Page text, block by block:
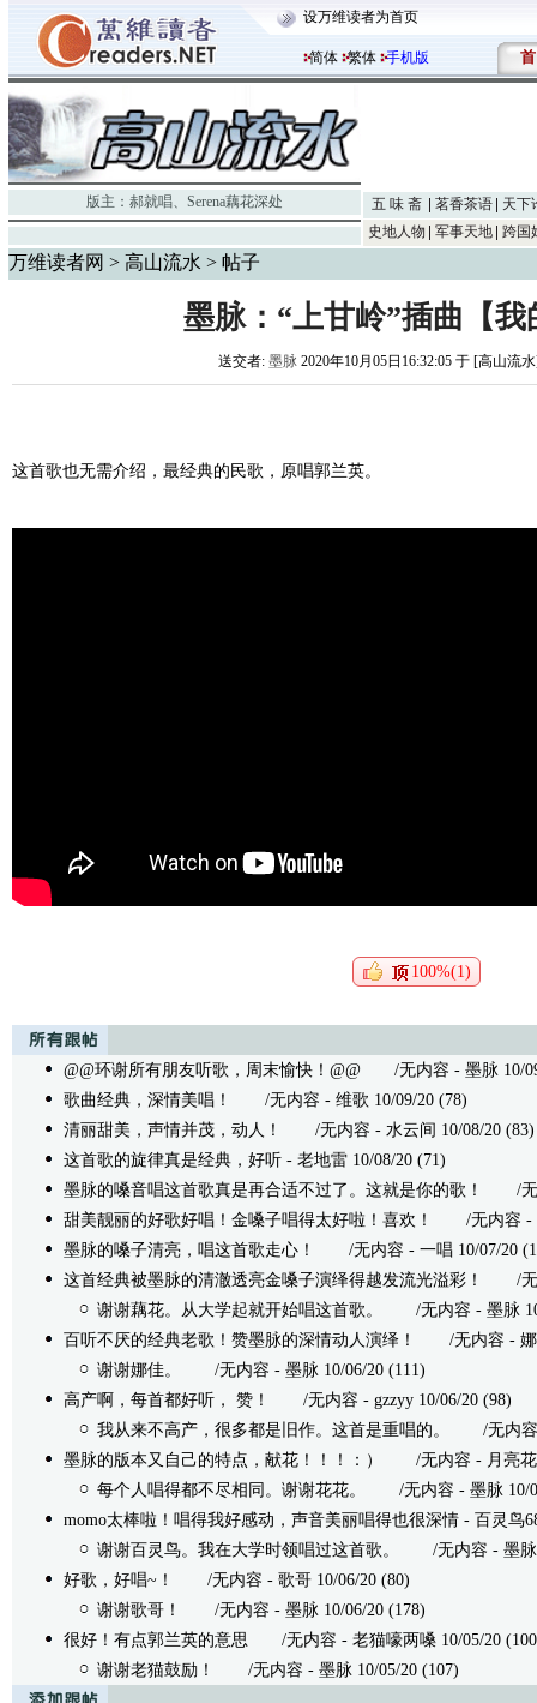
设万维读者为首页
简体 繁体 手机版 首
版主： 郝就唱、 Serena藕花深处 五 味 斋 茗香茶语
天下
史地人物
军事天地 跨国
万维读者网 > 高山流水 > 帖子
墨脉：“上甘岭”插曲【我
送交者: 墨脉2020年10月05日16:32:05 于 [高山流
这首歌也无需介绍，最经典的民歌，原唱郭兰英。
100%(1)
@@环谢所有朋友听歌，周末愉快！@@ /无内容 - 墨脉 10/
歌曲经典，深情美唱！
/无内容 - 维歌 10/09/20 (78)
清丽甜美，声情并茂，动人！
/无内容 - 水云间 10/08/20 (83)
这首歌的旋律真是经典，好听 - 老地雷 10/08/20 (71)
墨脉的嗓音唱这首歌真是再合适不过了。这就是你的歌！
/无内
甜美靓丽的好歌好唱！金嗓子唱得太好啦！喜欢！
/无内容 -
墨脉的嗓子清亮，唱这首歌走心！
/无内容 - 一唱 10/07/20
这首经典被墨脉的清澈透亮金嗓子演绎得越发流光溢彩！
/无内
谢谢藕花。从大学起就开始唱这首歌。
/无内容 - 墨脉
百听不厌的经典老歌！赞墨脉的深情动人演绎！
/无内容 - 娜
谢谢娜佳。
/无内容 - 墨脉 10/06/20 (111)
高产啊，每首都好听， 赞！
/无内容 - gzzyy 10/06/20 (98)
我从来不高产，很多都是旧作。这首是重唱的。
/无内容 -
墨脉的版本又自己的特点，献花！！！：）
/无内容 - 月亮花
每个人唱得都不尽相同。谢谢花花。
/无内容 - 墨脉 10/
momo太棒啦！唱得我好感动，声音美丽唱得也很深情 - 百灵鸟
谢谢百灵鸟。我在大学时领唱过这首歌。
/无内容 - 墨脉
好歌，好唱~！
/无内容 - 歌哥 10/06/20 (80)
谢谢歌哥！
/无内容 - 墨脉 10/06/20 (178)
很好！有点郭兰英的意思 /无内容 - 老猫嚎两嗓 10/05/20
谢谢老猫鼓励！
/无内容 - 墨脉 10/05/20 (107)